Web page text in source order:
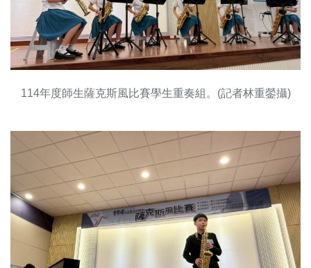
114年度師生薩克斯風比賽學生重奏組。(記者林重鎣攝)